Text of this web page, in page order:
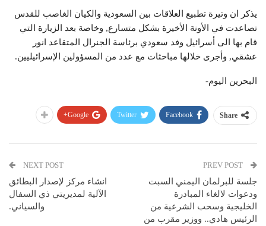
يذكر ان وتيرة تطبيع العلاقات بين السعودية والكيان الغاصب للقدس
تصاعدت في الأونة الأخيرة بشكل متسارع, وخاصة بعد الزيارة التي
قام بها الى أسرائيل وفد سعودي برئاسة الجنرال المتقاعد انور
عشقي, وأجرى خلالها مباحثات مع عدد من المسؤولين الإسرائيليين.
البحرين اليوم-
Share
Facebook
Twitter
Google+
جلسة للبرلمان اليمني السبت
ودعوات لالغاء المبادرة
الخليجية وسحب الشرعية من
الرئيس هادي.. ووزير مقرب من
NEXT POST
انشاء مركز لإصدار البطائق
الآلية لمديريتي ذي السفال
والسياني.